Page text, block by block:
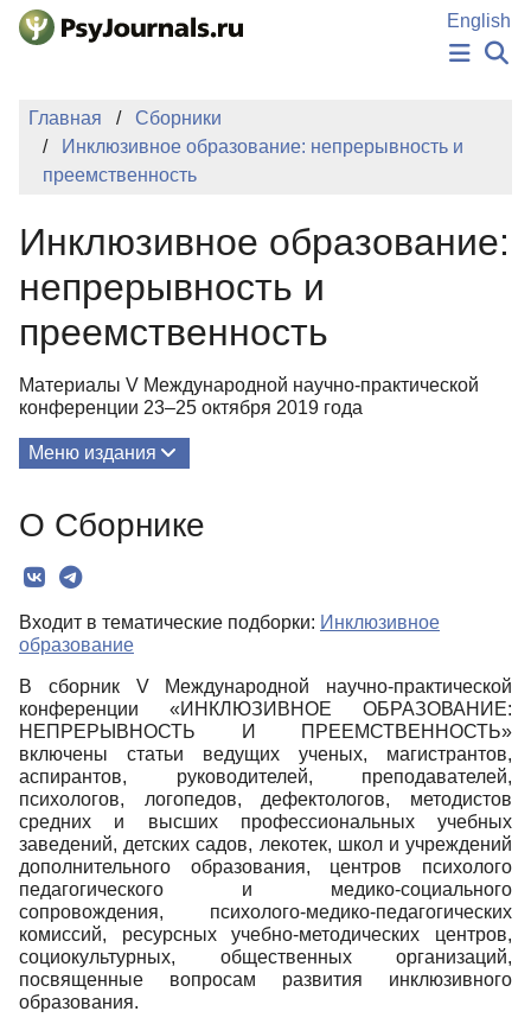
Перейти к основному содержанию
English
НОВОСТИ
КЛЮЧЕВЫЕ СЛОВА
Главная
Сборники
Инклюзивное образование: непрерывность и
преемственность
Инклюзивное образование:
непрерывность и
преемственность
Материалы V Международной научно-практической
конференции 23‒25 октября 2019 года
Меню издания
Редколлегия
Текст
О Сборнике
Входит в тематические подборки: Инклюзивное
образование
В сборник V Международной научно-практической
конференции «ИНКЛЮЗИВНОЕ ОБРАЗОВАНИЕ:
НЕПРЕРЫВНОСТЬ И ПРЕЕМСТВЕННОСТЬ»
включены статьи ведущих ученых, магистрантов,
аспирантов, руководителей, преподавателей,
психологов, логопедов, дефектологов, методистов
средних и высших профессиональных учебных
заведений, детских садов, лекотек, школ и учреждений
дополнительного образования, центров психолого
педагогического и медико-социального
сопровождения, психолого-медико-педагогических
комиссий, ресурсных учебно-методических центров,
социокультурных, общественных организаций,
посвященные вопросам развития инклюзивного
образования.